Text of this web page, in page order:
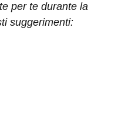
per te durante la
suggerimenti: